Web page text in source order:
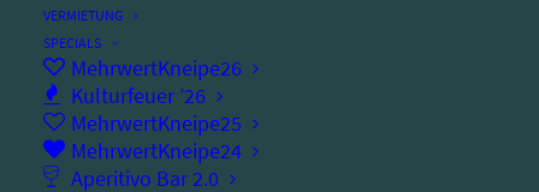
VERMIETUNG
SPECIALS
MehrwertKneipe26
Kulturfeuer ’26
MehrwertKneipe25
MehrwertKneipe24
Aperitivo Bar 2.0
Sensibel, aufmerksam, großherzig,
optimistisch